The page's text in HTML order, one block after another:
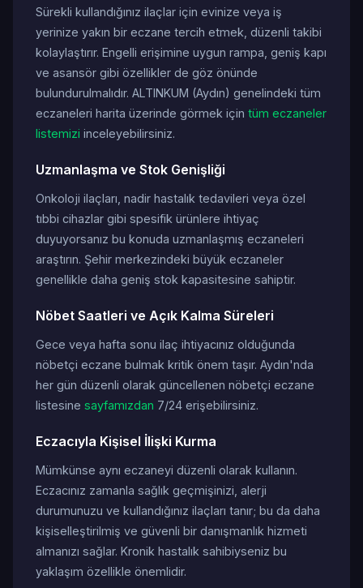
Sürekli kullandığınız ilaçlar için evinize veya iş
yerinize yakın bir eczane tercih etmek, düzenli takibi
kolaylaştırır. Engelli erişimine uygun rampa, geniş kapı
ve asansör gibi özellikler de göz önünde
bulundurulmalıdır. ALTINKUM (Aydın) genelindeki tüm
eczaneleri harita üzerinde görmek için tüm eczaneler
listemizi inceleyebilirsiniz.
Uzmanlaşma ve Stok Genişliği
Onkoloji ilaçları, nadir hastalık tedavileri veya özel
tıbbi cihazlar gibi spesifik ürünlere ihtiyaç
duyuyorsanız bu konuda uzmanlaşmış eczaneleri
araştırın. Şehir merkezindeki büyük eczaneler
genellikle daha geniş stok kapasitesine sahiptir.
Nöbet Saatleri ve Açık Kalma Süreleri
Gece veya hafta sonu ilaç ihtiyacınız olduğunda
nöbetçi eczane bulmak kritik önem taşır. Aydın'nda
her gün düzenli olarak güncellenen nöbetçi eczane
listesine sayfamızdan 7/24 erişebilirsiniz.
Eczacıyla Kişisel İlişki Kurma
Mümkünse aynı eczaneyi düzenli olarak kullanın.
Eczacınız zamanla sağlık geçmişinizi, alerji
durumunuzu ve kullandığınız ilaçları tanır; bu da daha
kişiselleştirilmiş ve güvenli bir danışmanlık hizmeti
almanızı sağlar. Kronik hastalık sahibiyseniz bu
yaklaşım özellikle önemlidir.